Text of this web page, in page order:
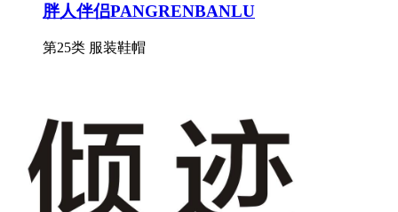
胖人伴侣PANGRENBANLU
第25类 服装鞋帽